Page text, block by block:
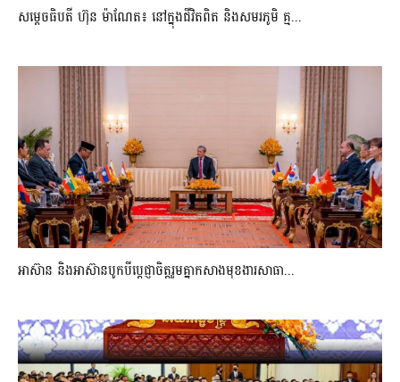
សម្តេចធិបតី ហ៊ុន ម៉ាណែត៖ នៅក្នុងជីវិតពិត និងសមរភូមិ គ្ម...
អាស៊ាន និងអាស៊ានបូកបីប្តេជ្ញាចិត្តរួមគ្នាកសាងមុខងារសាធា...